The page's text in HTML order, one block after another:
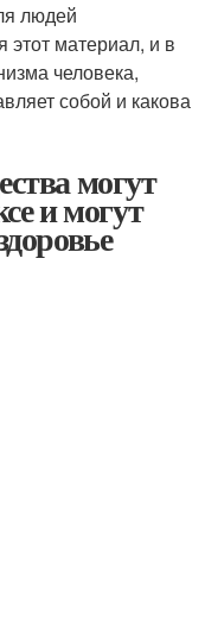
людей
этот материал, и в
человека,
собой и какова
могут
и могут